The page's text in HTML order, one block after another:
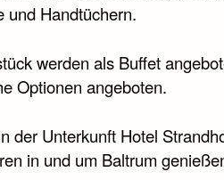
und Handtüchern.
werden als Buffet
Optionen angeboten.
der Unterkunft Hotel
in und um Baltrum